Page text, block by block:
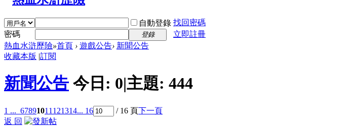
自動登錄 找回密碼
密碼
登錄
立即註冊
熱血水滸歷險»首頁 › 遊戲公告› 新聞公告
收藏本版 |訂閱
新聞公告 今日: 0|主題: 444
1 ... 67891011 121314... 16 / 16 頁下一頁
返 回